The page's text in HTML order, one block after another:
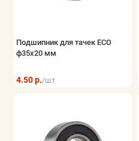
Подшипник для тачек ECO
ф35x20 мм
4.50 р./шт